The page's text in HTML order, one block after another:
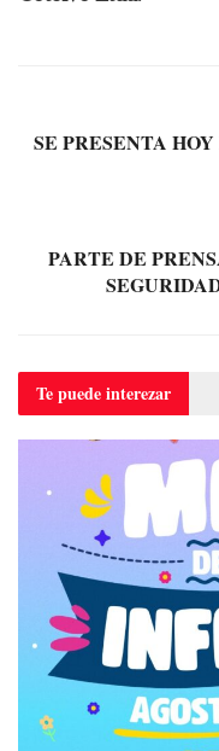
SE PRESENTA
PARTE DE
Te puedeinterezar